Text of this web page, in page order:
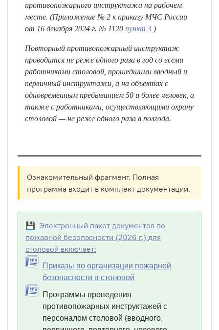
противопожарного инструктажа на рабочем
месте. (Приложение № 2 к приказу МЧС России
от 16 декабря 2024 г. № 1120 пункт 3 )
Повторный противопожарный инструктаж
проводится не реже одного раза в год со всеми
работниками столовой, прошедшими вводный и
первичный инструктажи, а на объектах с
одновременным пребыванием 50 и более человек, а
также с работниками, осуществляющими охрану
столовой — не реже одного раза в полгода.
Ознакомительный фрагмент. Полная
программа входит в комплект документации.
💾 Электронный пакет документов по
пожарной безопасности (2026 г.) для
столовой включает:
Приказы по организации пожарной
безопасности в столовой
Программы проведения
противопожарных инструктажей с
персоналом столовой (вводного,